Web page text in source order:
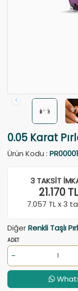
0.05 Karat
Ürün Kodu :
3 TAKSIT
21.170 TL
7.057 TL x 3
DiğerRenkli Taşlı
ADET